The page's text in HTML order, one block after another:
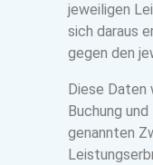
jeweiligen
sich daraus
gegen den
Diese Daten
Buchung
genannten